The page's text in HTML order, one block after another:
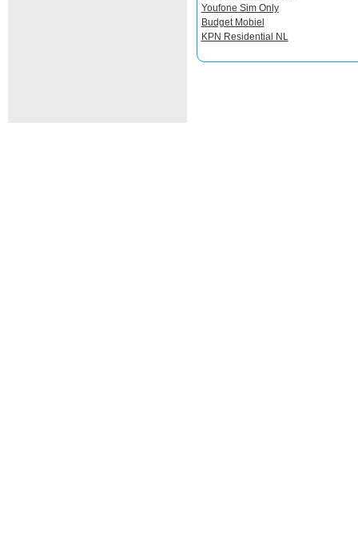
Youfone Sim Only
Budget Mobiel
KPN Residential NL